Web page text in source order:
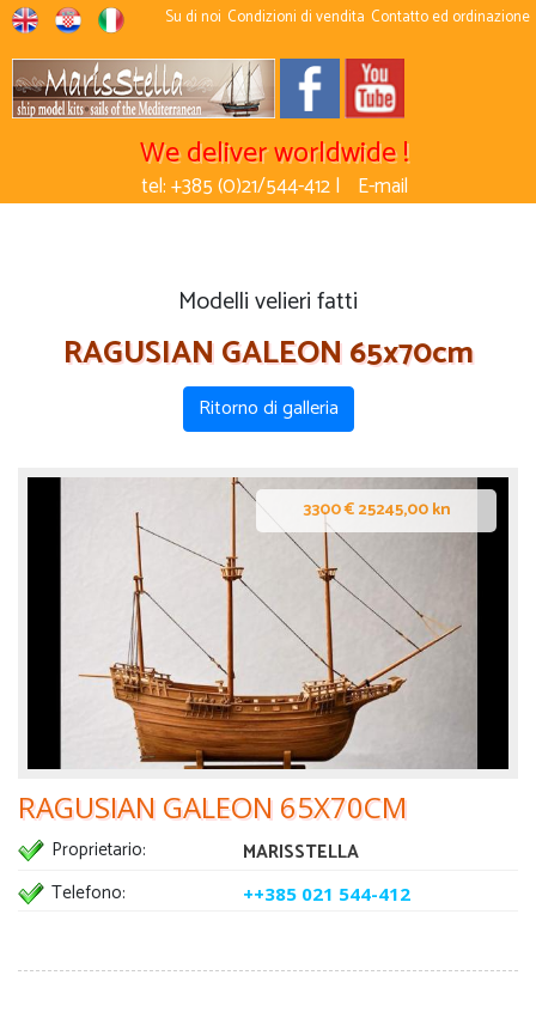
Su di noi Condizioni di vendita Contatto ed ordinazione
We deliver worldwide !
tel: +385 (0)21/544-412 | E-mail
Modelli velieri fatti
RAGUSIAN GALEON 65x70cm
Ritorno di galleria
3300 € 25245,00 kn
RAGUSIAN GALEON 65X70CM
Proprietario:
MARISSTELLA
Telefono:
++385 021 544-412